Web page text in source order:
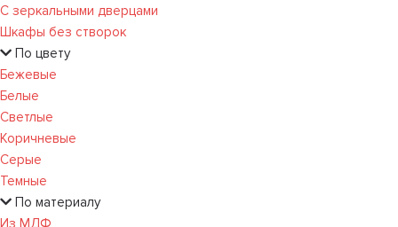
С зеркальными дверцами
Шкафы без створок
По цвету
Бежевые
Белые
Светлые
Коричневые
Серые
Темные
По материалу
Из МДФ